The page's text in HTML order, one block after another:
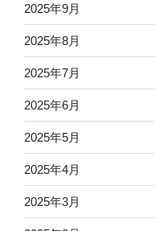
2025年9月
2025年8月
2025年7月
2025年6月
2025年5月
2025年4月
2025年3月